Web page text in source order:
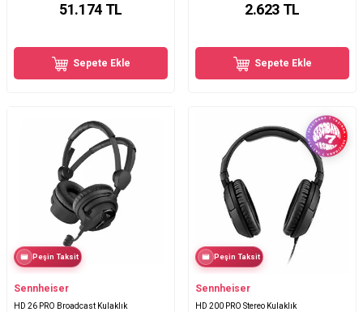
51.174TL
Sepete Ekle
2.623 TL
Sepete Ekle
Peşin Taksit
Sennheiser
HD 26 PRO Broadcast Kulaklık
Peşin Taksit
Sennheiser
HD 200 PRO Stereo Kulaklık